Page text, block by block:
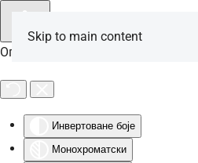
Опције за особе са инвалидитетом
Инвертоване боје
Монохроматски
Skip to main content